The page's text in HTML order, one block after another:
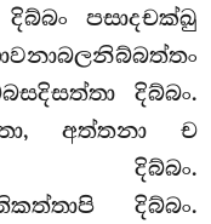
පසාදචක්ඛු
දිබ්බං.
අත්තනා ච
දිබ්බං.
දිබ්බං.